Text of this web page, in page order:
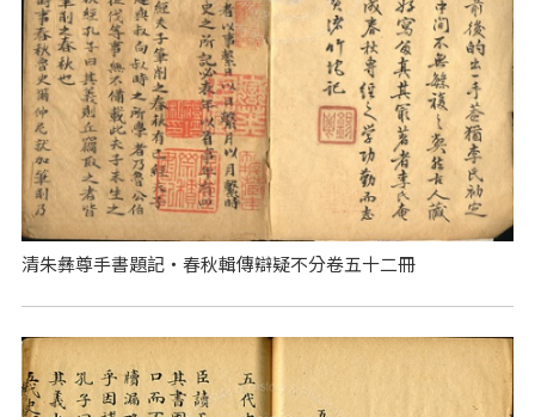
清朱彝尊手書題記‧春秋輯傳辯疑不分卷五十二冊